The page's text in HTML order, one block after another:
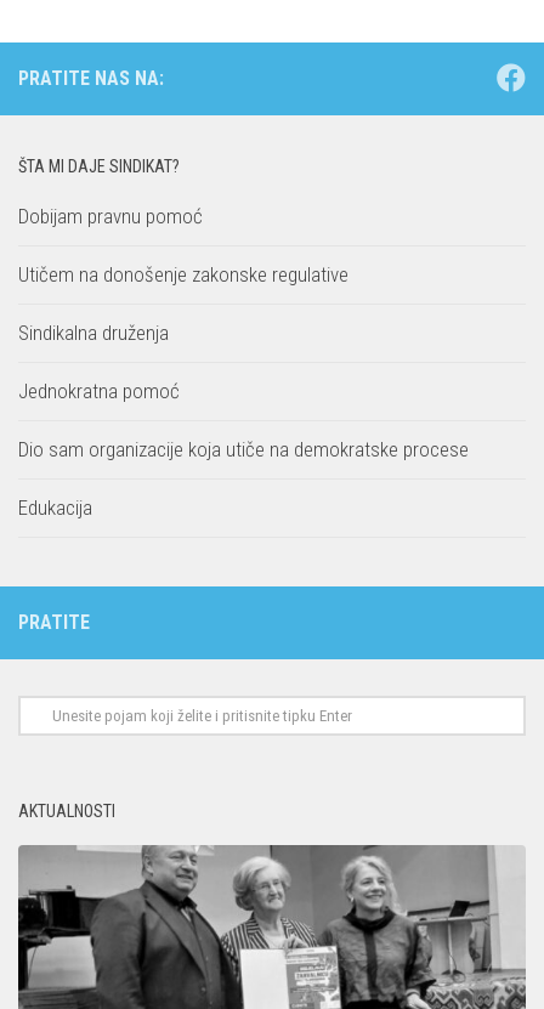
PRATITE NAS NA:
ŠTA MI DAJE SINDIKAT?
Dobijam pravnu pomoć
Utičem na donošenje zakonske regulative
Sindikalna druženja
Jednokratna pomoć
Dio sam organizacije koja utiče na demokratske procese
Edukacija
PRATITE
AKTUALNOSTI